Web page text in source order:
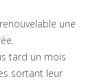
une
tard un mois
sortant leur